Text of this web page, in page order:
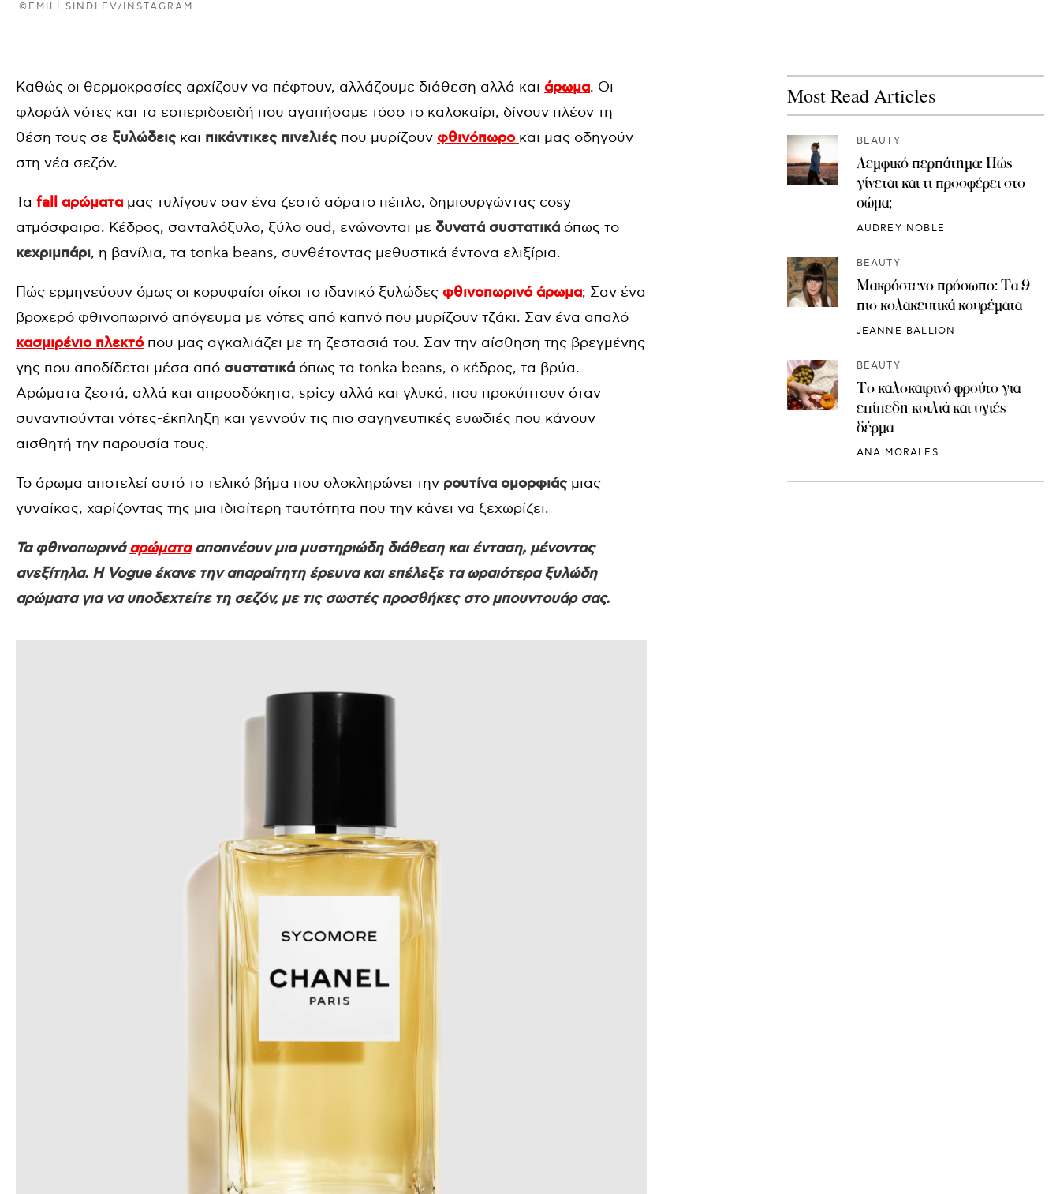
©EMILI SINDLEV/INSTAGRAM
Καθώς οι θερμοκρασίες αρχίζουν να πέφτουν, αλλάζουμε διάθεση αλλά και άρωμα. Οι
φλοράλ νότες και τα εσπεριδοειδή που αγαπήσαμε τόσο το καλοκαίρι, δίνουν πλέον τη
θέση τους σε ξυλώδεις και πικάντικες πινελιές που μυρίζουν φθινόπωρο και μας οδηγούν
στη νέα σεζόν.
Τα fall αρώματα μας τυλίγουν σαν ένα ζεστό αόρατο πέπλο, δημιουργώντας cosy
ατμόσφαιρα. Κέδρος, σανταλόξυλο, ξύλο oud, ενώνονται με δυνατά συστατικά όπως το
κεχριμπάρι, η βανίλια, τα tonka beans, συνθέτοντας μεθυστικά έντονα ελιξίρια.
Πώς ερμηνεύουν όμως οι κορυφαίοι οίκοι το ιδανικό ξυλώδες φθινοπωρινό άρωμα; Σαν ένα
βροχερό φθινοπωρινό απόγευμα με νότες από καπνό που μυρίζουν τζάκι. Σαν ένα απαλό
κασμιρένιο πλεκτόπου μας αγκαλιάζει με τη ζεστασιά του. Σαν την αίσθηση της βρεγμένης
γης που αποδίδεται μέσα από συστατικά όπως τα tonka beans, ο κέδρος, τα βρύα.
Αρώματα ζεστά, αλλά και απροσδόκητα, spicy αλλά και γλυκά, που προκύπτουν όταν
συναντιούνται νότες-έκπληξη και γεννούν τις πιο σαγηνευτικές ευωδιές που κάνουν
αισθητή την παρουσία τους.
Το άρωμα αποτελεί αυτό το τελικό βήμα που ολοκληρώνει την ρουτίνα ομορφιάς μιας
γυναίκας, χαρίζοντας της μια ιδιαίτερη ταυτότητα που την κάνει να ξεχωρίζει.
Τα φθινοπωρινάαρώματααποπνέουν μια μυστηριώδη διάθεση και ένταση, μένοντας
ανεξίτηλα. Η Vogue έκανε την απαραίτητη έρευνα και επέλεξε τα ωραιότερα ξυλώδη
αρώματα για να υποδεχτείτε τη σεζόν, με τις σωστές προσθήκες στο μπουντουάρ σας.
Most Read Articles
BEAUTY
Λεμφικό περπάτημα: Πώς
γίνεται και τι προσφέρει στο
σώμα;
AUDREY NOBLE
BEAUTY
Μακρόστενο πρόσωπο: Τα 9
πιο κολακευτικά κουρέματα
JEANNE BALLION
BEAUTY
Το καλοκαιρινό φρούτο για
επίπεδη κοιλιά και υγιές
δέρμα
ANA MORALES